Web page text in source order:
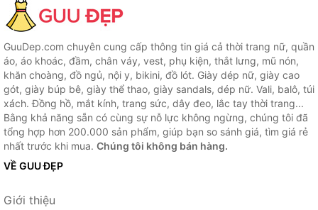
GuuDep.com chuyên cung cấp thông tin giá cả thời trang nữ, quần
áo, áo khoác, đầm, chân váy, vest, phụ kiện, thắt lưng, mũ nón,
khăn choàng, đồ ngủ, nội y, bikini, đồ lót. Giày dép nữ, giày cao
gót, giày búp bê, giày thể thao, giày sandals, dép nữ. Vali, balô, túi
xách. Đồng hồ, mắt kính, trang sức, dây đeo, lắc tay thời trang...
Bằng khả năng sẵn có cùng sự nỗ lực không ngừng, chúng tôi đã
tổng hợp hơn 200.000 sản phẩm, giúp bạn so sánh giá, tìm giá rẻ
nhất trước khi mua. Chúng tôi không bán hàng.
VỀ GUU ĐẸP
Giới thiệu